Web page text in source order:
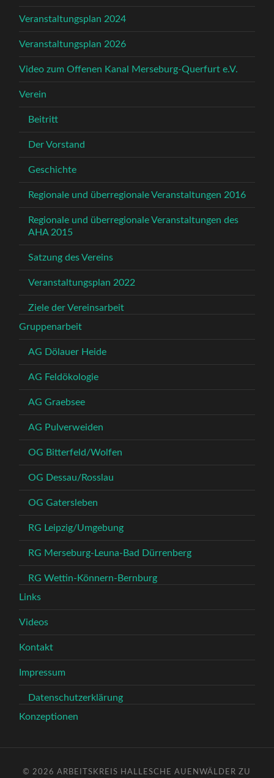
Veranstaltungsplan 2024
Veranstaltungsplan 2026
Video zum Offenen Kanal Merseburg-Querfurt e.V.
Verein
Beitritt
Der Vorstand
Geschichte
Regionale und überregionale Veranstaltungen 2016
Regionale und überregionale Veranstaltungen des
AHA 2015
Satzung des Vereins
Veranstaltungsplan 2022
Ziele der Vereinsarbeit
Gruppenarbeit
AG Dölauer Heide
AG Feldökologie
AG Graebsee
AG Pulverweiden
OG Bitterfeld/Wolfen
OG Dessau/Rosslau
OG Gatersleben
RG Leipzig/Umgebung
RG Merseburg-Leuna-Bad Dürrenberg
RG Wettin-Könnern-Bernburg
Links
Videos
Kontakt
Impressum
Datenschutzerklärung
Konzeptionen
© 2026ARBEITSKREIS HALLESCHE AUENWÄLDER ZU